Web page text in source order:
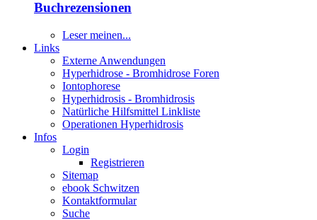
Buchrezensionen
Leser meinen...
Links
Externe Anwendungen
Hyperhidrose - Bromhidrose Foren
Iontophorese
Hyperhidrosis - Bromhidrosis
Natürliche Hilfsmittel Linkliste
Operationen Hyperhidrosis
Infos
Login
Registrieren
Sitemap
ebook Schwitzen
Kontaktformular
Suche